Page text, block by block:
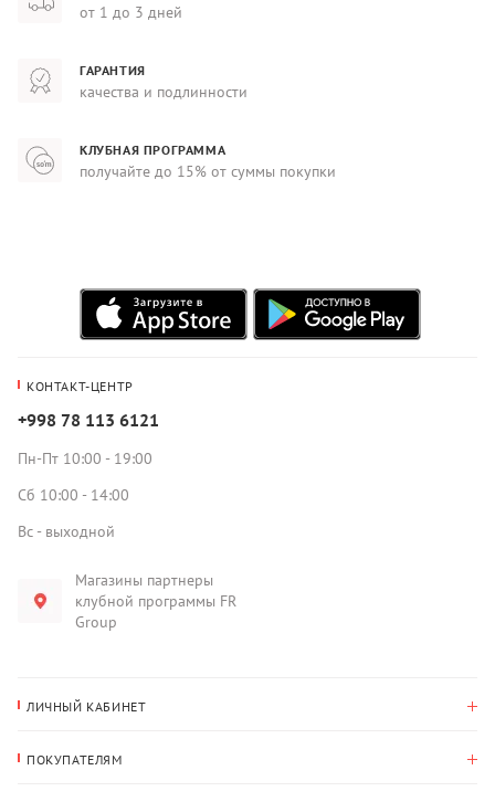
от 1 до 3 дней
ГАРАНТИЯ
качества и подлинности
КЛУБНАЯ ПРОГРАММА
получайте до 15% от суммы покупки
КОНТАКТ-ЦЕНТР
+998 78 113 6121
Пн-Пт 10:00 - 19:00
Сб 10:00 - 14:00
Вс - выходной
Магазины партнеры
клубной программы FR
Group
ЛИЧНЫЙ КАБИНЕТ
ПОКУПАТЕЛЯМ